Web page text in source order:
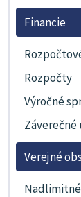
Financie
Rozpočty
Výročné
Záverečné
Verejné